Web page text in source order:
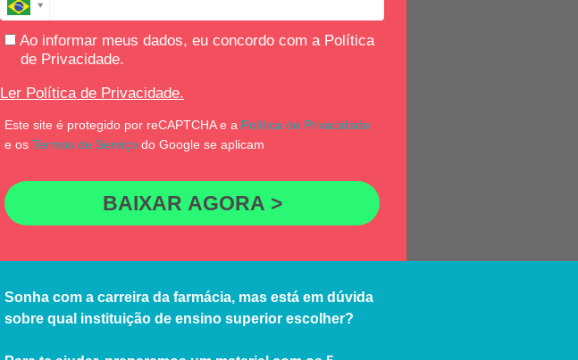
Ao informar meus dados, eu concordo com a Política
de Privacidade.
Ler Política de Privacidade.
Este site é protegido por reCAPTCHA e a Política de Privacidade
e os Termos de Serviço do Google se aplicam
BAIXAR AGORA >
Sonha com a carreira da farmácia, mas está em dúvida
sobre qual instituição de ensino superior escolher?